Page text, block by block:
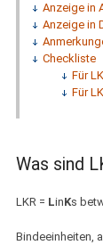
Anzeige in
Anzeige in
Checkliste
Für
Für
Was sind
LKR = LinKs
Bindeeinheiten,